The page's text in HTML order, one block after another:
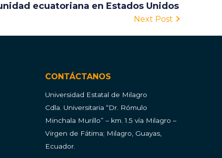
ecuatoriana en Estados Unidos
Next Post
CONTÁCTANOS
Universidad Estatal de Milagro
Cdla. Universitaria “Dr. Rómulo
Minchala Murillo” – km. 1.5 vía Milagro –
Virgen de Fátima; Milagro, Guayas,
Ecuador.